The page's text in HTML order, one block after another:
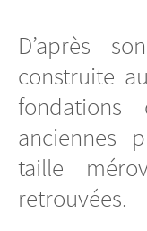
D’après
construite
anciennes
taille
retrouvées.